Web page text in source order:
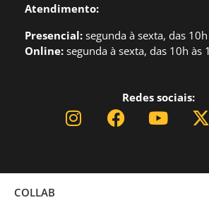
Atendimento:
Presencial: segunda à sexta, das
Online: segunda à sexta, das 10h às
Redes sociais:
COLLAB